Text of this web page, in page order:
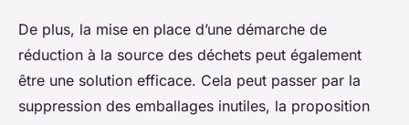
De plus, la mise en place d’une démarche de
réduction à la source des déchets peut également
être une solution efficace. Cela peut passer par la
suppression des emballages inutiles, la proposition